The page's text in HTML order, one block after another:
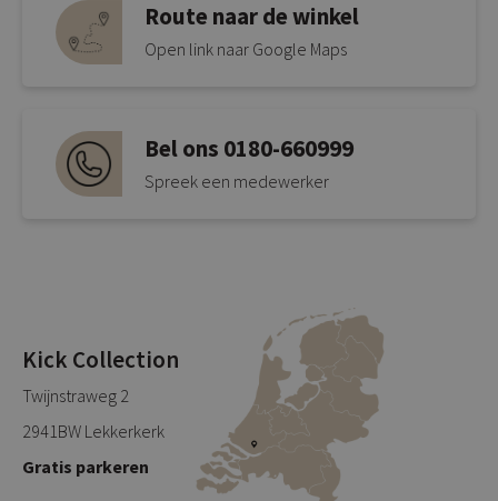
Route naar de winkel
Open link naar Google Maps
Bel ons 0180-660999
Spreek een medewerker
Kick Collection
Twijnstraweg 2
2941BW Lekkerkerk
Gratis parkeren